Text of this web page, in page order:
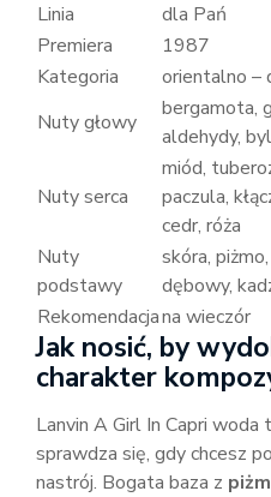
Linia
dla Pań
Premiera
1987
Kategoria
orientalno –
Nuty głowy
bergamota,
aldehydy,
Nuty serca
miód,
paczula,
cedr, róża
Nuty
podstawy
skóra,
dębowy,
Rekomendacjana wieczór
Jak nosić, by
charakter
Lanvin A Girl In Capri
sprawdza się, gdy chcesz
nastrój. Bogata baza z